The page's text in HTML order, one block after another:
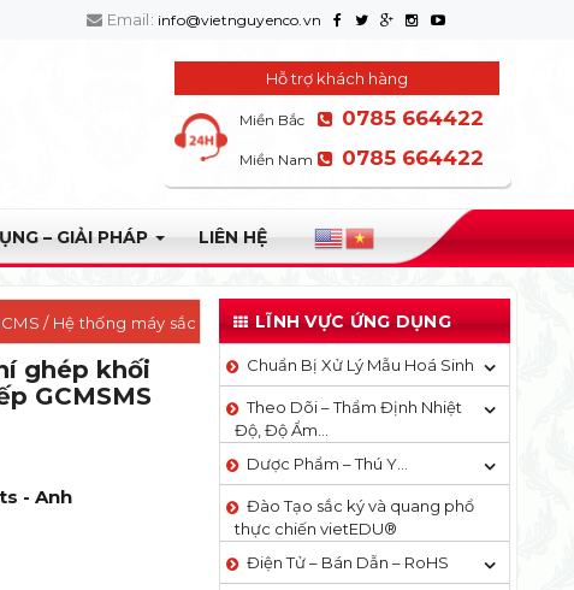
Email: info@vietnguyenco.vn
Hỗ trợ khách hàng
Miền Bắc 0785 664422
Miền Nam 0785 664422
– GIẢI PHÁP LIÊN HỆ
/ Hệ thống máy sắc
ghép khối
GCMSMS
- Anh
LĨNH VỰC ỨNG DỤNG
Chuẩn Bị Xử Lý Mẫu Hoá Sinh
Theo Dõi – Thẩm Định Nhiệt
Độ, Độ Ẩm…
Dược Phẩm – Thú Y…
Đào Tạo sắc ký và quang phổ
thực chiến vietEDU®
Điện Tử – Bán Dẫn – RoHS